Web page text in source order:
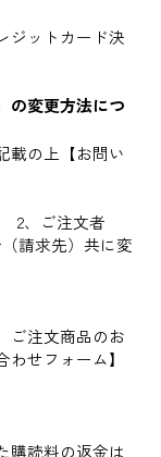
ジットカード決
の変更方法につ
載の上【お問い
2、ご注文者
請求先）共に変
ご注文商品のお
せフォーム】
購読料の返金は